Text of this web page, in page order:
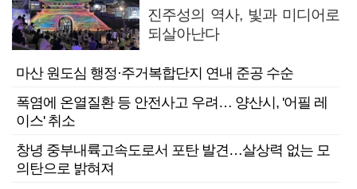
진주성의 역사, 빛과 미디어로
되살아난다
마산 원도심 행정·주거복합단지 연내 준공 수순
폭염에 온열질환 등 안전사고 우려… 양산시, '어필 레
이스' 취소
창녕 중부내륙고속도로서 포탄 발견…살상력 없는 모
의탄으로 밝혀져